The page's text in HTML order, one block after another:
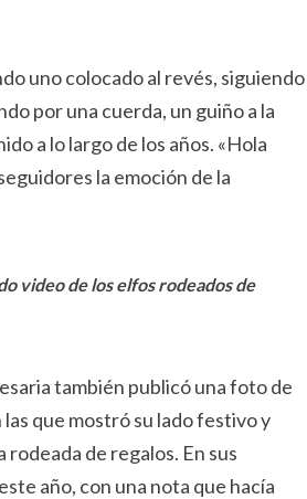
uno colocado al revés, siguiendo
por una cuerda, un guiño a la
a lo largo de los años. «Hola
la emoción de la
video de los elfos rodeados de
también publicó una foto de
que mostró su lado festivo y
de regalos. En sus
año, con una nota que hacía